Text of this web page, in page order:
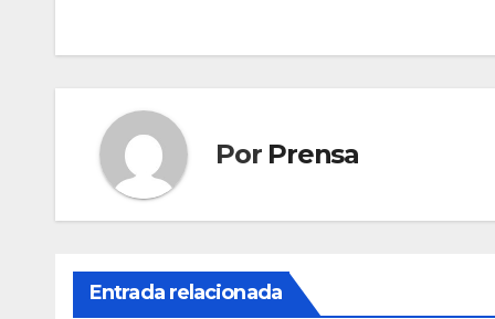
Por Prensa
Entrada relacionada